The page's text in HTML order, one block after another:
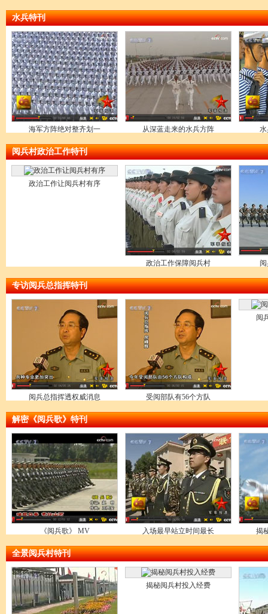
水兵特刊
海军方阵绝对整齐划一 从深蓝走来的水兵方阵
阅兵村政治工作特刊
政治工作让阅兵村有序
政治工作保障阅兵村
专访阅兵总指挥特刊
阅兵总指挥透权威消息 受阅部队有56个方队
阅
解密《阅兵歌》特刊
《阅兵歌》 MV 入场最早站立时间最长 揭
全景阅兵村特刊
揭秘阅兵村投入经费